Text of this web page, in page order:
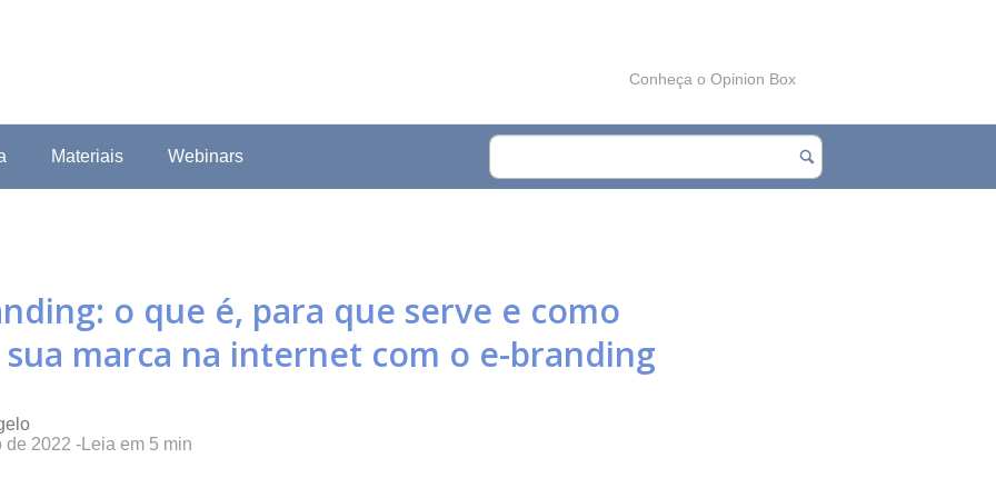
Conheça o Opinion Box
Materiais Webinars
o que é, para que serve e como
marca na internet com o e-branding
de 2022 - Leia em 5 min